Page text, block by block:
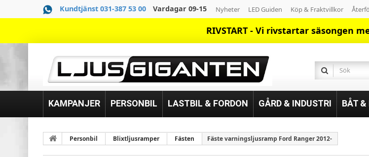
Kundtjänst 031-387 53 00 Vardagar 09-15 Nyheter LED Guiden Köp & Fraktvillkor
RIVSTART - Vi rivstartar säsongen
KAMPANJER PERSONBIL LASTBIL & FORDON GÅRD & INDUSTRI BÅT &
Personbil Blixtljusramper Fästen Fäste varningsljusramp Ford Ranger 2012-